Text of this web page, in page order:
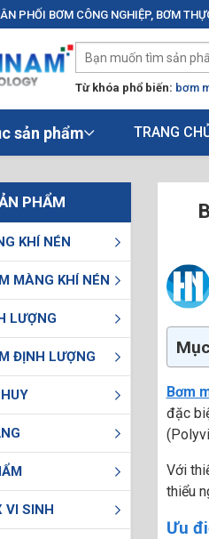
PHỐI BƠM CÔNG NGHIỆP, BƠM
Từ khóa phổ biến: bơm
sản phẩm TRANG
PHẨM
KHÍ NÉN
MÀNG KHÍ NÉN
LƯỢNG
ĐỊNH LƯỢNG
VI SINH
Bơm
đặc
Với
thiểu
Ưu